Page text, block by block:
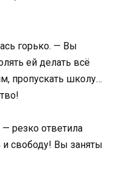
горько. — Вы
ей делать всё
пропускать школу…
резко ответила
свободу! Вы заняты